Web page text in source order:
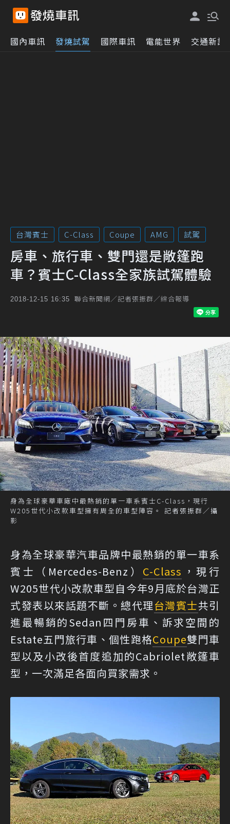
國內車訊 發燒試駕 國際車訊 電能世界 交通新訊
台灣賓士 C-Class Coupe AMG 試駕
房車、旅行車、雙門還是敞篷跑
車？賓士C-Class全家族試駕體驗
2018-12-15 16:35 聯合新聞網／記者張振群／綜合報導
身為全球豪華車廠中最熱銷的單一車系賓士C-Class，現行
W205世代小改款車型擁有周全的車型陣容。 記者張振群／攝
影
身為全球豪華汽車品牌中最熱銷的單一車系
賓士（Mercedes-Benz） C-Class ，現行
W205世代小改款車型自今年9月底於台灣正
式發表以來話題不斷。總代理台灣賓士共引
進最暢銷的Sedan四門房車、訴求空間的
Estate五門旅行車、個性跑格Coupe雙門車
型以及小改後首度追加的Cabriolet敞篷車
型，一次滿足各面向買家需求。